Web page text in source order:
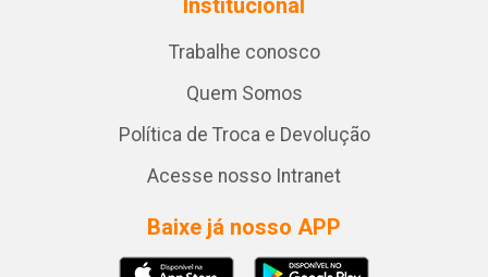
Institucional
Trabalhe conosco
Quem Somos
Política de Troca e Devolução
Acesse nosso Intranet
Baixe já nosso APP